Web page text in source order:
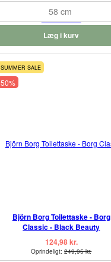
58 cm
Læg i kurv
SUMMER SALE
50%
Björn Borg Toilettaske - Borg
Classic - Black Beauty
124,98 kr.
Oprindeligt:249,95 kr.